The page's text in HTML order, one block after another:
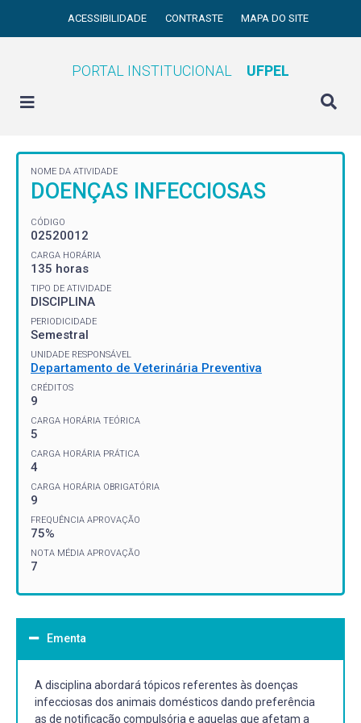
ACESSIBILIDADE CONTRASTE MAPA DO SITE
PORTAL INSTITUCIONAL UFPEL
NOME DA ATIVIDADE
DOENÇAS INFECCIOSAS
CÓDIGO
02520012
CARGA HORÁRIA
135 horas
TIPO DE ATIVIDADE
DISCIPLINA
PERIODICIDADE
Semestral
UNIDADE RESPONSÁVEL
Departamento de Veterinária Preventiva
CRÉDITOS
9
CARGA HORÁRIA TEÓRICA
5
CARGA HORÁRIA PRÁTICA
4
CARGA HORÁRIA OBRIGATÓRIA
9
FREQUÊNCIA APROVAÇÃO
75%
NOTA MÉDIA APROVAÇÃO
7
Ementa
A disciplina abordará tópicos referentes às doenças
infecciosas dos animais domésticos dando preferência
as de notificação compulsória e aquelas que afetam a